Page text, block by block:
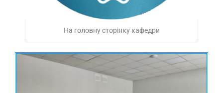
На головну сторінку кафедри